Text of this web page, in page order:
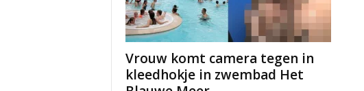
Vrouw komt camera tegen in
kleedhokje in zwembad Het